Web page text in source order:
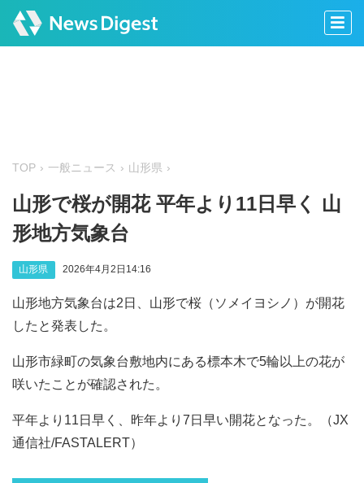
TOP 一般ニュース 山形県
山形で桜が開花 平年より11日早く 山
形地方気象台
山形県 2026年4月2日14:16
山形地方気象台は2日、山形で桜（ソメイヨシノ）が開花
したと発表した。
山形市緑町の気象台敷地内にある標本木で5輪以上の花が
咲いたことが確認された。
平年より11日早く、昨年より7日早い開花となった。（JX
通信社/FASTALERT）